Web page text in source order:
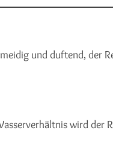
und duftend, der
wird der